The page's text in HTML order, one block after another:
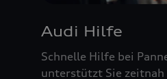
Audi Hilfe
Schnelle Hilfe bei
unterstützt Sie